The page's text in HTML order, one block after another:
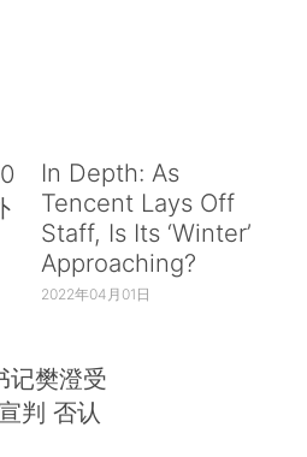
In Depth: As
Tencent Lays Off
Staff, Is Its ‘Winter’
Approaching?
2022年04月01日
记樊澄受
判 否认